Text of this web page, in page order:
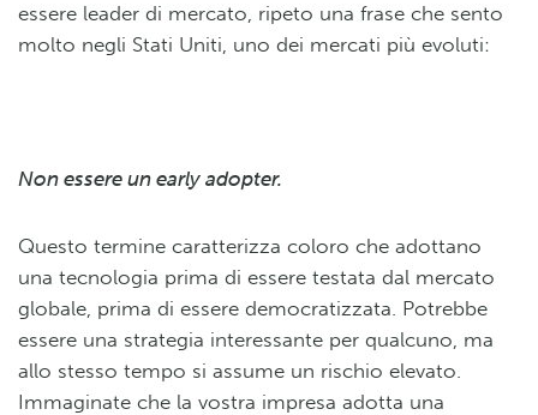
essere leader di mercato, ripeto una frase che sento
molto negli Stati Uniti, uno dei mercati più evoluti:
Non essere un early adopter.
Questo termine caratterizza coloro che adottano
una tecnologia prima di essere testata dal mercato
globale, prima di essere democratizzata. Potrebbe
essere una strategia interessante per qualcuno, ma
allo stesso tempo si assume un rischio elevato.
Immaginate che la vostra impresa adotta una